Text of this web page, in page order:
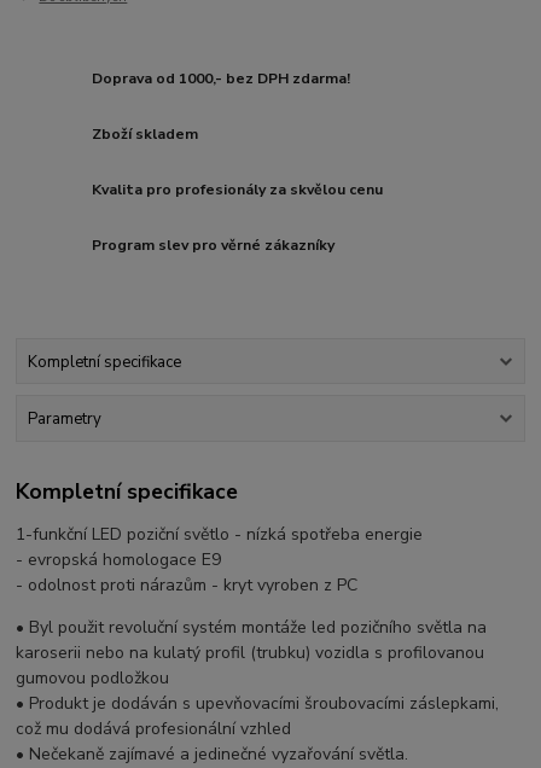
Doprava od 1000,- bez DPH zdarma!
Zboží skladem
Kvalita pro profesionály za skvělou cenu
Program slev pro věrné zákazníky
Kompletní specifikace
Parametry
Kompletní specifikace
1-funkční LED poziční světlo - nízká spotřeba energie
- evropská homologace E9
- odolnost proti nárazům - kryt vyroben z PC
• Byl použit revoluční systém montáže led pozičního světla na
karoserii nebo na kulatý profil (trubku) vozidla s profilovanou
gumovou podložkou
• Produkt je dodáván s upevňovacími šroubovacími záslepkami,
což mu dodává profesionální vzhled
• Nečekaně zajímavé a jedinečné vyzařování světla.